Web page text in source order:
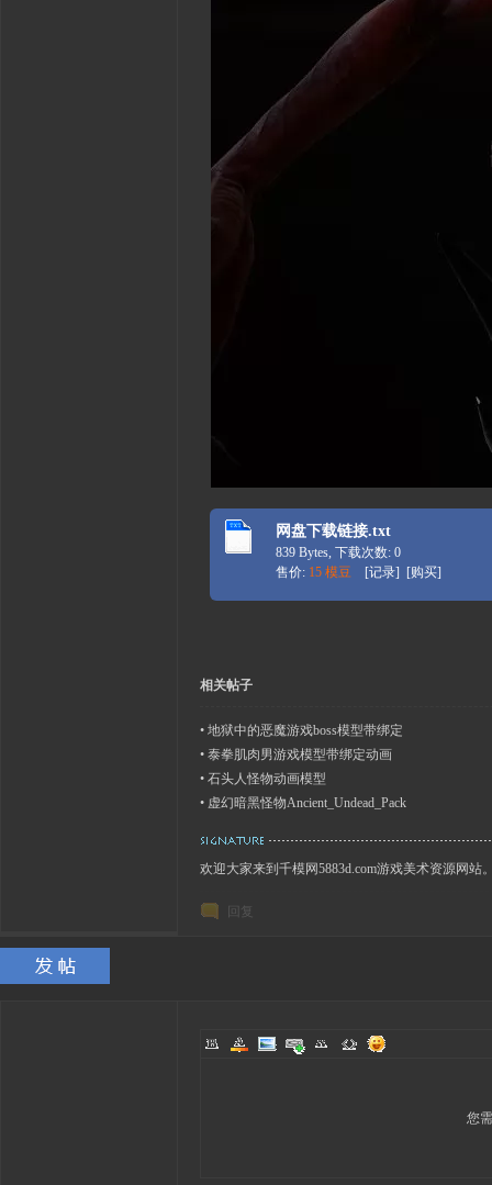
网盘下载链接.txt
839 Bytes, 下载次数: 0
售价: 15 模豆 [记录] [购买]
相关帖子
• 地狱中的恶魔游戏boss模型带绑定
• 泰拳肌肉男游戏模型带绑定动画
• 石头人怪物动画模型
• 虚幻暗黑怪物Ancient_Undead_Pack
欢迎大家来到千模网5883d.com游戏美术资源网站
回复
您